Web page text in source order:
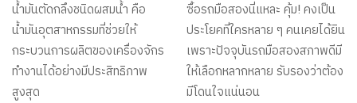
น้ำมันตัดกลึงชนิดผสมน้ำ คือ
น้ำมันอุตสาหกรรมที่ช่วยให้
กระบวนการผลิตของเครื่องจักร
ทำงานได้อย่างมีประสิทธิภาพ
สูงสุด
ซื้อรถมือสองนี่แหละ คุ้ม! คงเป็น
ประโยคที่ใครหลาย ๆ คนเคยได้ยิน
เพราะปัจจุบันรถมือสองสภาพดีมี
ให้เลือกหลากหลาย รับรองว่าต้อง
มีโดนใจแน่นอน